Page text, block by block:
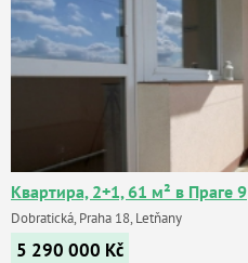
Квартира, 2+1, 61 м² в Праге 9
Dobratická, Praha 18, Letňany
5 290 000 Kč